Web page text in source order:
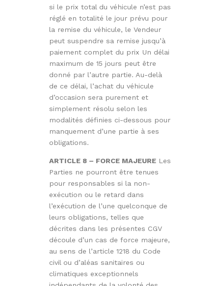
si le prix total du véhicule n’est pas
réglé en totalité le jour prévu pour
la remise du véhicule, le Vendeur
peut suspendre sa remise jusqu’à
paiement complet du prix Un délai
maximum de 15 jours peut être
donné par l’autre partie. Au-delà
de ce délai, l’achat du véhicule
d’occasion sera purement et
simplement résolu selon les
modalités définies ci-dessous pour
manquement d’une partie à ses
obligations.
ARTICLE 8 – FORCE MAJEURE Les
Parties ne pourront être tenues
pour responsables si la non-
exécution ou le retard dans
l’exécution de l’une quelconque de
leurs obligations, telles que
décrites dans les présentes CGV
découle d’un cas de force majeure,
au sens de l’article 1218 du Code
civil ou d’aléas sanitaires ou
climatiques exceptionnels